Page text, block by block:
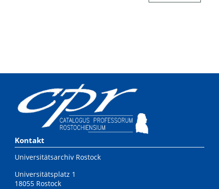
Kontakt
Universitätsarchiv Rostock
Universitätsplatz 1
18055 Rostock